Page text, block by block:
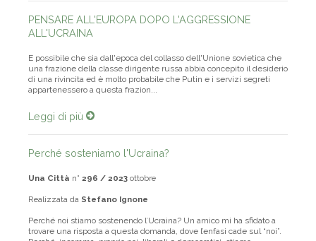
PENSARE ALL'EUROPA DOPO L'AGGRESSIONE
ALL'UCRAINA
E possibile che sia dall'epoca del collasso dell'Unione sovietica che
una frazione della classe dirigente russa abbia concepito il desiderio
di una rivincita ed è molto probabile che Putin e i servizi segreti
appartenessero a questa frazion...
Leggi di più
Perché sosteniamo l'Ucraina?
Una Città n° 296 / 2023 ottobre
Realizzata da Stefano Ignone
Perché noi stiamo sostenendo l’Ucraina? Un amico mi ha sfidato a
trovare una risposta a questa domanda, dove l’enfasi cade sul “noi”.